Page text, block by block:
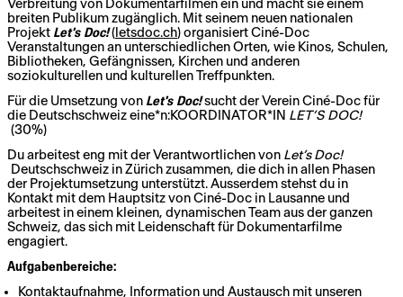
Verbreitung von Dokumentarfilmen ein und macht sie einem
breiten Publikum zugänglich. Mit seinem neuen nationalen
Projekt Let's Doc!( letsdoc.ch) organisiert Ciné-Doc
Veranstaltungen an unterschiedlichen Orten, wie Kinos, Schulen,
Bibliotheken, Gefängnissen, Kirchen und anderen
soziokulturellen und kulturellen Treffpunkten.
Für die Umsetzung von Let's Doc!sucht der Verein Ciné-Doc für
die Deutschschweiz eine*n:KOORDINATOR*IN LET’S DOC!
(30%)
Du arbeitest eng mit der Verantwortlichen von Let’s Doc!
Deutschschweiz in Zürich zusammen, die dich in allen Phasen
der Projektumsetzung unterstützt. Ausserdem stehst du in
Kontakt mit dem Hauptsitz von Ciné-Doc in Lausanne und
arbeitest in einem kleinen, dynamischen Team aus der ganzen
Schweiz, das sich mit Leidenschaft für Dokumentarfilme
engagiert.
Aufgabenbereiche:
Kontaktaufnahme, Information und Austausch mit unseren